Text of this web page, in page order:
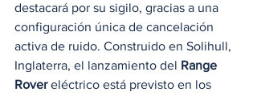
destacará por su sigilo, gracias a una
configuración única de cancelación
activa de ruido. Construido en Solihull,
Inglaterra, el lanzamiento del Range
Rover eléctrico está previsto en los